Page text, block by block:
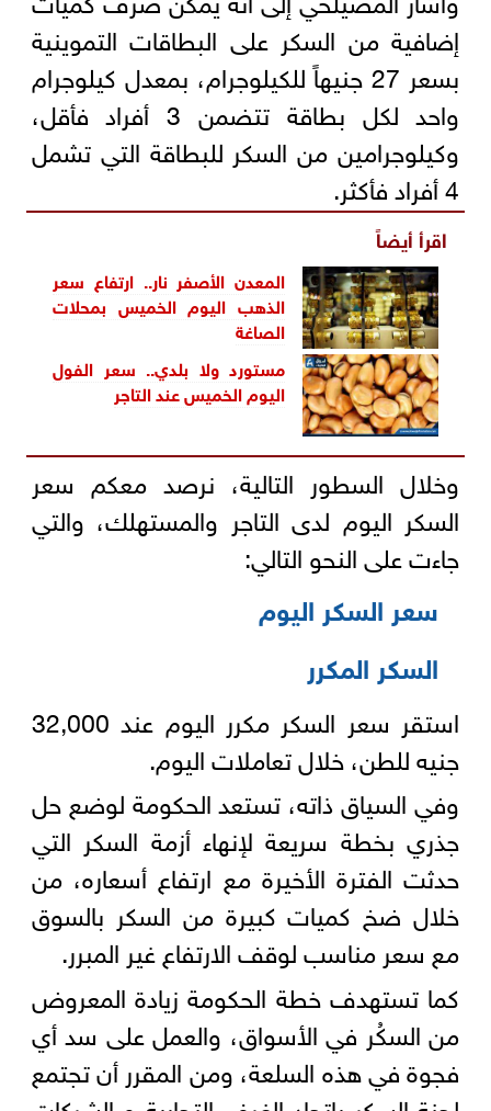
إضافية من السكر على البطاقات التموينية
بسعر 27 جنيهاً للكيلوجرام، بمعدل كيلوجرام
واحد لكل بطاقة تتضمن 3 أفراد فأقل،
وكيلوجرامين من السكر للبطاقة التي تشمل
4 أفراد فأكثر.
اقرأ أيضاً
المعدن الأصفر نار.. ارتفاع سعر
الذهب اليوم الخميس بمحلات
الصاغة
مستورد ولا بلدي.. سعر الفول
اليوم الخميس عند التاجر
وخلال السطور التالية، نرصد معكم سعر
السكر اليوم لدى التاجر والمستهلك، والتي
جاءت على النحو التالي:
سعر السكر اليوم
السكر المكرر
استقر سعر السكر مكرر اليوم عند 32,000
جنيه للطن، خلال تعاملات اليوم.
وفي السياق ذاته، تستعد الحكومة لوضع حل
جذري بخطة سريعة لإنهاء أزمة السكر التي
حدثت الفترة الأخيرة مع ارتفاع أسعاره، من
خلال ضخ كميات كبيرة من السكر بالسوق
مع سعر مناسب لوقف الارتفاع غير المبرر.
كما تستهدف خطة الحكومة زيادة المعروض
من السكُر في الأسواق، والعمل على سد أي
فجوة في هذه السلعة، ومن المقرر أن تجتمع